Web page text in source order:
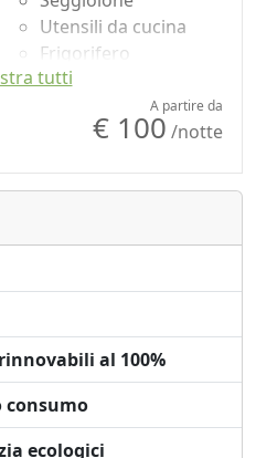
Utensili da cucina
Frigorifero
Macchina per il caffé
all'aperto
Shampoo plastic-free,
Giardino
Vista panoramica
tutti
A partire da
€ 100 /notte
al 100%
consumo
ecologici